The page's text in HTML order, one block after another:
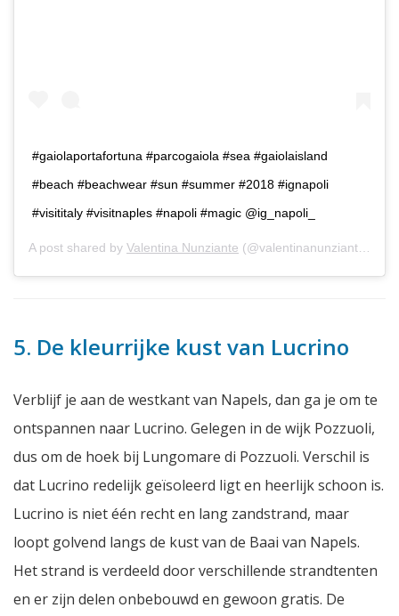
#gaiolaportafortuna #parcogaiola #sea #gaiolaisland
#beach #beachwear #sun #summer #2018 #ignapoli
#visititaly #visitnaples #napoli #magic @ig_napoli_
A post shared by Valentina Nunziante (@valentinanunziante) on
5. De kleurrijke kust van Lucrino
Verblijf je aan de westkant van Napels, dan ga je om te
ontspannen naar Lucrino. Gelegen in de wijk Pozzuoli,
dus om de hoek bij Lungomare di Pozzuoli. Verschil is
dat Lucrino redelijk geïsoleerd ligt en heerlijk schoon is.
Lucrino is niet één recht en lang zandstrand, maar
loopt golvend langs de kust van de Baai van Napels.
Het strand is verdeeld door verschillende strandtenten
en er zijn delen onbebouwd en gewoon gratis. De